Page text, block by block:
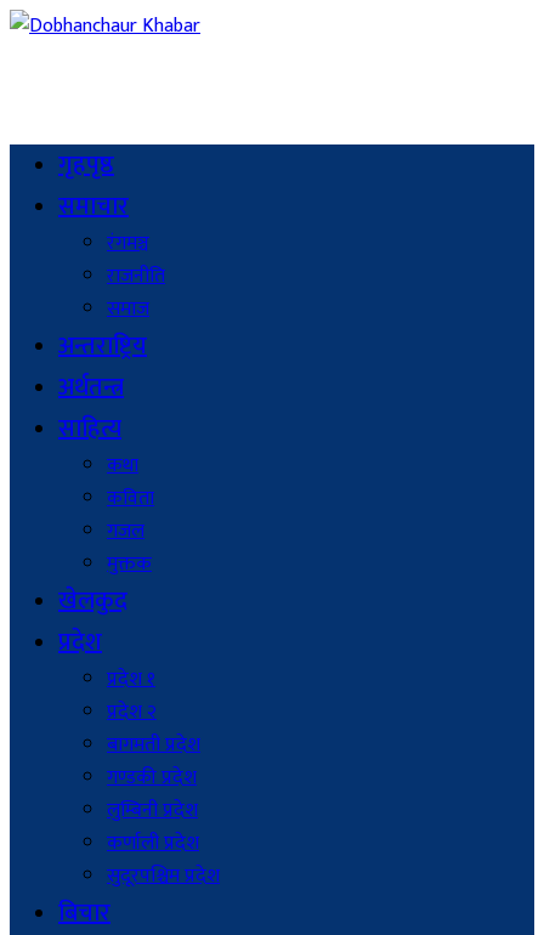
गृहपृष्ठ
समाचार
रंगमञ्च
राजनीति
समाज
अन्तराष्ट्रिय
अर्थतन्त्र
साहित्य
कथा
कविता
गजल
मुक्तक
खेलकुद
प्रदेश
प्रदेश १
प्रदेश २
बागमती प्रदेश
गण्डकी प्रदेश
लुम्बिनी प्रदेश
कर्णाली प्रदेश
सुदूरपश्चिम प्रदेश
बिचार